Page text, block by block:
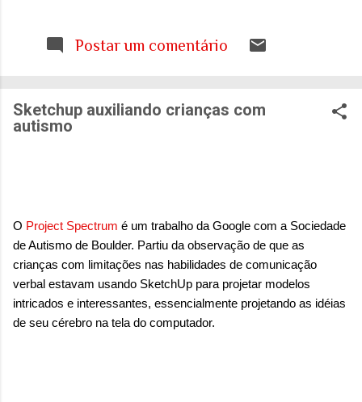
cada vez mais evidente para mim que uma porta,
aquilo que aparece nas fotografias dos
projetos. Quando falamos de envelhecimento,
já não representa o país que temos. E ainda
estamos tentando entender o que isso significa
para as nossas casas, para as nossas cidades e
para o sistema de saúde. Eu costumo pensar que
há uma pergunta simples por trás de tudo isso:
onde queremos envelhecer? A resposta da
Postar um comentário
Sketchup auxiliando crianças com
autismo
O Project Spectrum é um trabalho da Google com a Sociedade
de Autismo de Boulder. Partiu da observação de que as
crianças com limitações nas habilidades de comunicação
verbal estavam usando SketchUp para projetar modelos
intricados e interessantes, essencialmente projetando as idéias
de seu cérebro na tela do computador.